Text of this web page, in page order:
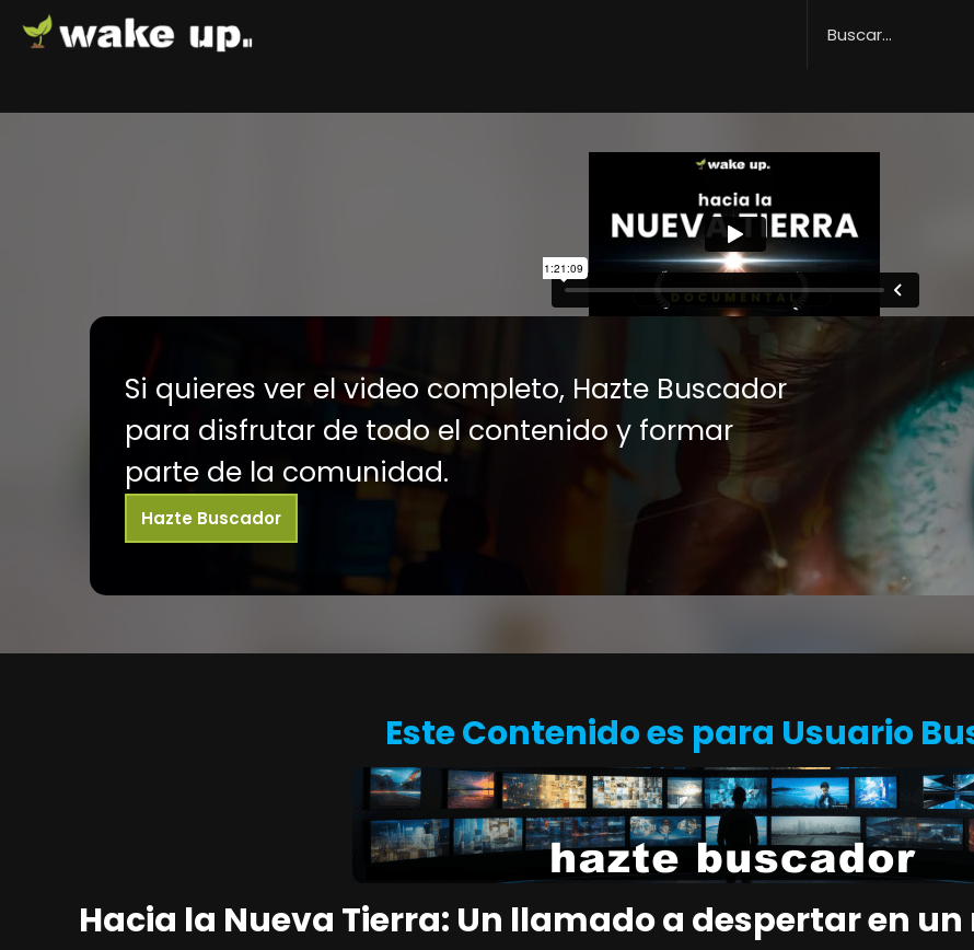
Si quieres ver el video completo, Hazte Buscador
para disfrutar de todo el contenido y formar
parte de la comunidad.
Hazte Buscador
Este Contenido es para Usuario
Hacia la Nueva Tierra: Un llamado a despertar en